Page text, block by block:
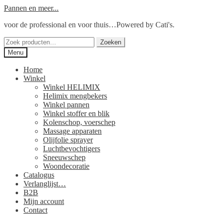
Ga
naar
Ga
de
Pannen en meer...
voor de professional en voor thuis…Powered by Cati's.
Zoeken
naar:
Zoeken
Menu
Home
Winkel
Winkel HELIMIX
Helimix mengbekers
Winkel pannen
Winkel stoffer en blik
Kolenschop, voerschep
Massage apparaten
Olijfolie sprayer
Luchtbevochtigers
Sneeuwschep
Woondecoratie
Catalogus
Verlanglijst…
B2B
Mijn account
Contact